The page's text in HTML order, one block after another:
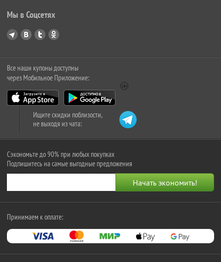
Мы в Соцсетях
Все наши купоны доступны
через Мобильное Приложение:
Ищите скидки поблизости,
не выходя из чата:
Сэкономьте до 90% при любых покупках
Подпишитесь на самые выгодные предложения
Принимаем к оплате: